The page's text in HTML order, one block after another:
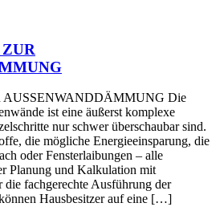
AUSSENWANDDÄMMUNG Die
ist eine äußerst komplexe
nur schwer überschaubar sind.
die mögliche Energieeinsparung, die
oder Fensterlaibungen – alle
Planung und Kalkulation mit
fachgerechte Ausführung der
Hausbesitzer auf eine […]